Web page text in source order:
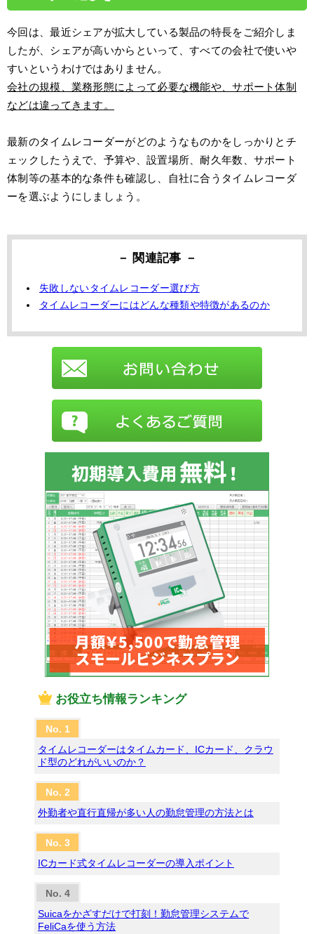
今回は、最近シェアが拡大している製品の特長をご紹介しま
したが、シェアが高いからといって、すべての会社で使いや
すいというわけではありません。
会社の規模、業務形態によって必要な機能や、サポート体制
などは違ってきます。
最新のタイムレコーダーがどのようなものかをしっかりとチ
ェックしたうえで、予算や、設置場所、耐久年数、サポート
体制等の基本的な条件も確認し、自社に合うタイムレコーダ
ーを選ぶようにしましょう。
失敗しないタイムレコーダー選び方
タイムレコーダーにはどんな種類や特徴があるのか
お役立ち情報ランキング
タイムレコーダーはタイムカード、ICカード、クラウ
ド型のどれがいいのか？
外勤者や直行直帰が多い人の勤怠管理の方法とは
ICカード式タイムレコーダーの導入ポイント
Suicaをかざすだけで打刻！勤怠管理システムで
FeliCaを使う方法